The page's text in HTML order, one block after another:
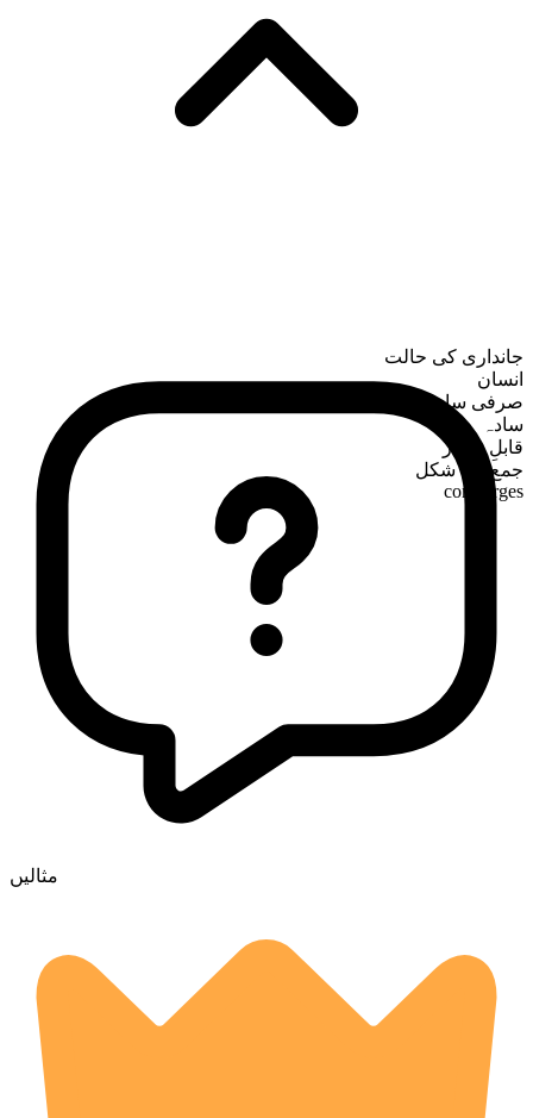
جانداری کی حالت
انسان
صرفی ساخت
سادہ
قابلِ شمار
جمع کی شکل
concierges
مثالیں